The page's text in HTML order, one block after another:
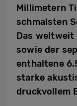
Millimetern
schmalsten
Das weltweit
sowie der
enthaltene
starke
druckvollem